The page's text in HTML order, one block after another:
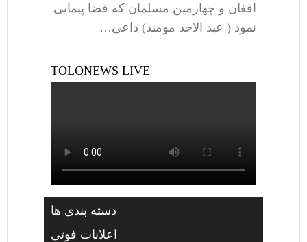
افغان و چهارمین مسلمان که فضا پیمایی
نمود ( عبد الاحد مومند) داعی…
TOLONEWS LIVE
دسته بندی ها
اعلانات فوتی